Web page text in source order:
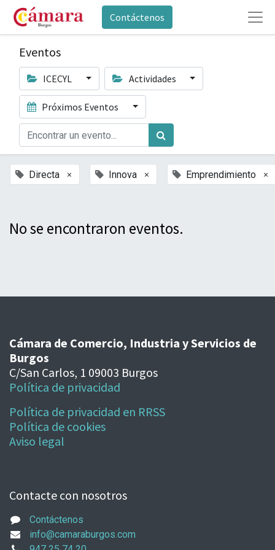
Contáctenos
Eventos
ICECYL Actividades
Próximos Eventos
Directa × Innova × Emprendimiento ×
No se encontraron eventos.
Cámara de Comercio, Industria y Servicios de
Burgos
C/San Carlos, 1 09003 Burgos
Política de privacidad
Política de privacidad en RRSS
Política de cookies
Aviso legal
Contacte con nosotros
Contáctenos
info@camaraburgos.com